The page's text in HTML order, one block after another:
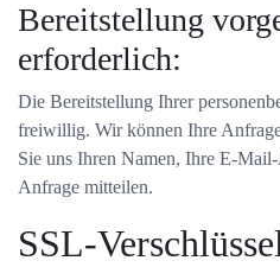
Bereitstellung
erforderlich:
Die Bereitstellung Ihrer
freiwillig. Wir können Ihre
Sie uns Ihren Namen, Ihre E-
Anfrage mitteilen.
SSL-